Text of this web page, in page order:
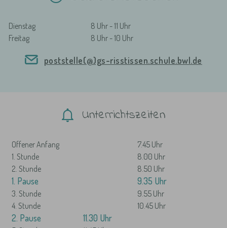
Dienstag
8 Uhr - 11 Uhr
Freitag
8 Uhr - 10 Uhr
poststelle(@)gs-risstissen.schule.bwl.de
Unterrichtszeiten
Offener Anfang
7.45 Uhr
1. Stunde
8.00 Uhr
2. Stunde
8.50 Uhr
1. Pause 9.35 Uhr
3. Stunde
9.55 Uhr
4. Stunde
10.45 Uhr
2. Pause 11.30 Uhr